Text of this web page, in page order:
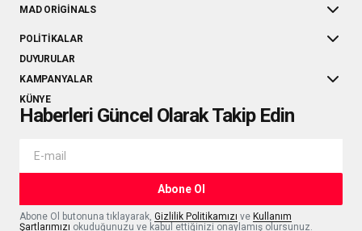
MAD ORIGINALS
POLITIKALAR
DUYURULAR
KAMPANYALAR
KÜNYE
Haberleri Güncel Olarak Takip Edin
Abone Ol
Abone Ol butonuna tıklayarak, Gizlilik Politikamızı ve Kullanım
Şartlarımızı okuduğunuzu ve kabul ettiğinizi onaylamış olursunuz.